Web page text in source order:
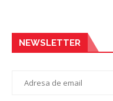
NEWSLETTER